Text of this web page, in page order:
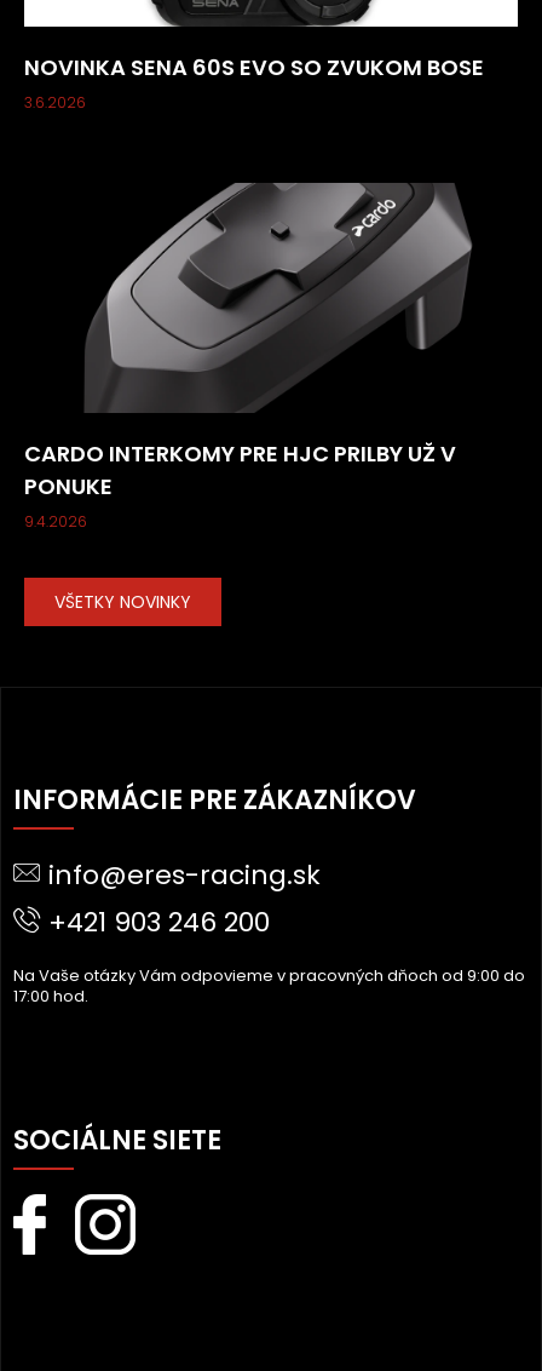
NOVINKA SENA 60S EVO SO ZVUKOM BOSE
3.6.2026
CARDO INTERKOMY PRE HJC PRILBY UŽ V
PONUKE
9.4.2026
VŠETKY NOVINKY
Á
P
T
INFORMÁCIE PRE ZÁKAZNÍKOV
info@eres-racing.sk
+421 903 246 200
Na Vaše otázky Vám odpovieme v pracovných dňoch od 9:00 do
17:00 hod.
SOCIÁLNE SIETE